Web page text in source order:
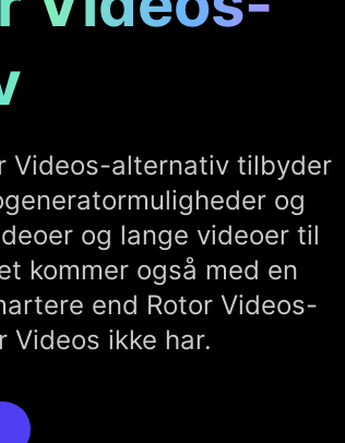
Videos-alternativ tilbyder
og
og lange videoer til
kommer også med en
end Rotor Videos-
Videos ikke har.